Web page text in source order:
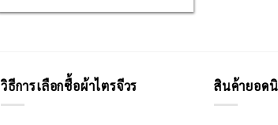
วิธีการเลือกซื้อผ้าไตรจีวร สินค้ายอด